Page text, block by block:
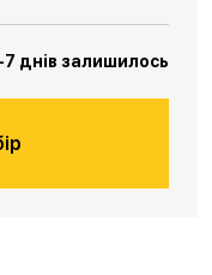
7 днів залишилось